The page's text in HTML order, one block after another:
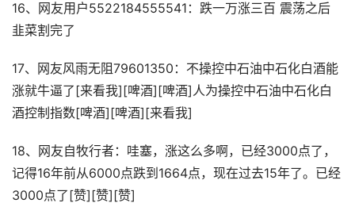
16、网友用户5522184555541：跌一万涨三百 震荡之后
韭菜割完了
17、网友风雨无阻79601350：不操控中石油中石化白酒能
涨就牛逼了[来看我][啤酒][啤酒]人为操控中石油中石化白
酒控制指数[啤酒][啤酒][来看我]
18、网友自牧行者：哇塞，涨这么多啊，已经3000点了，
记得16年前从6000点跌到1664点，现在过去15年了。已经
3000点了[赞][赞][赞]